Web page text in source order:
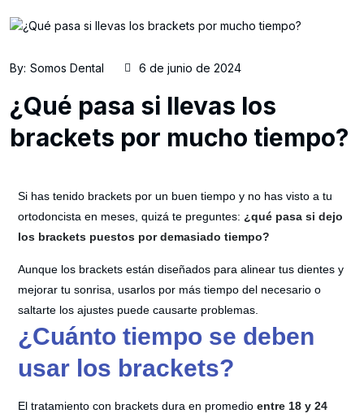
By: Somos Dental 6 de junio de 2024
¿Qué pasa si llevas los
brackets por mucho tiempo?
Si has tenido brackets por un buen tiempo y no has visto a tu
ortodoncista en meses, quizá te preguntes: ¿qué pasa si dejo
los brackets puestos por demasiado tiempo?
Aunque los brackets están diseñados para alinear tus dientes y
mejorar tu sonrisa, usarlos por más tiempo del necesario o
saltarte los ajustes puede causarte problemas.
¿Cuánto tiempo se deben
usar los brackets?
El tratamiento con brackets dura en promedio entre 18 y 24